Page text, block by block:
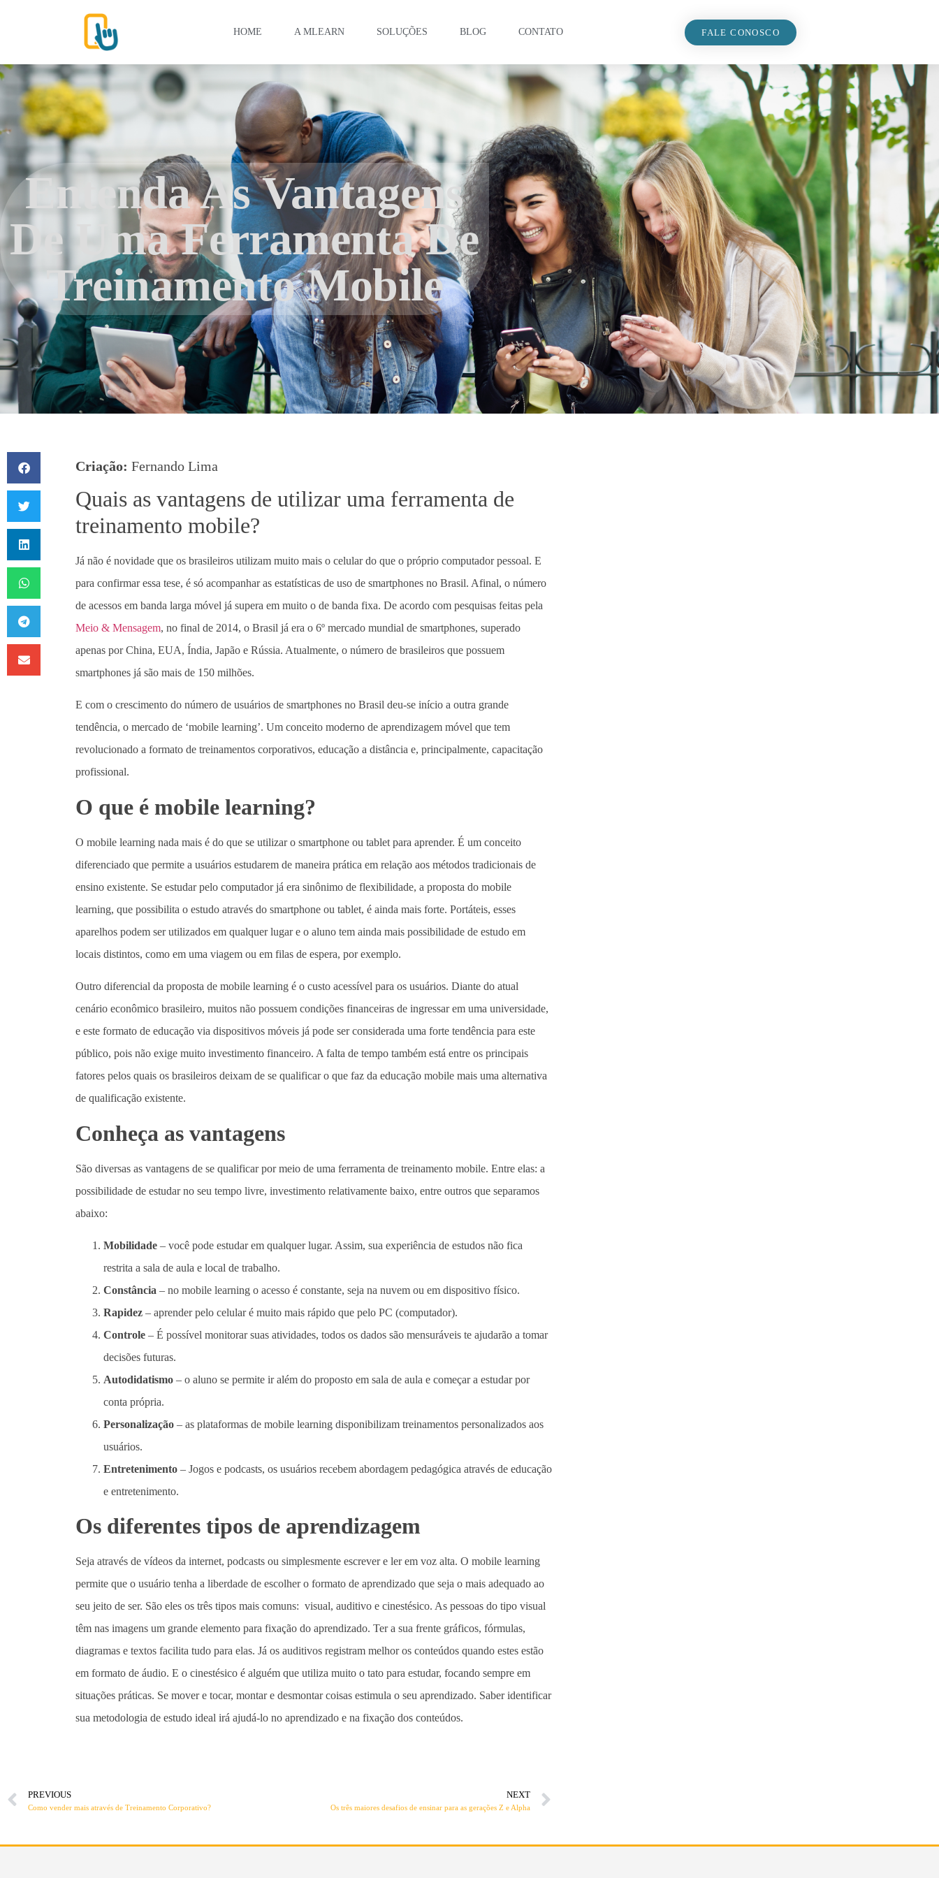
HOME A MLEARN SOLUÇÕES BLOG CONTATO FALE CONOSCO
Entenda As Vantagens
De Uma Ferramenta De
Treinamento Mobile
Criação: Fernando Lima
Quais as vantagens de utilizar uma ferramenta de
treinamento mobile?
Já não é novidade que os brasileiros utilizam muito mais o celular do que o próprio computador pessoal. E
para confirmar essa tese, é só acompanhar as estatísticas de uso de smartphones no Brasil. Afinal, o número
de acessos em banda larga móvel já supera em muito o de banda fixa. De acordo com pesquisas feitas pela
Meio & Mensagem, no final de 2014, o Brasil já era o 6º mercado mundial de smartphones, superado
apenas por China, EUA, Índia, Japão e Rússia. Atualmente, o número de brasileiros que possuem
smartphones já são mais de 150 milhões.
E com o crescimento do número de usuários de smartphones no Brasil deu-se início a outra grande
tendência, o mercado de ‘mobile learning’. Um conceito moderno de aprendizagem móvel que tem
revolucionado a formato de treinamentos corporativos, educação a distância e, principalmente, capacitação
profissional.
O que é mobile learning?
O mobile learning nada mais é do que se utilizar o smartphone ou tablet para aprender. É um conceito
diferenciado que permite a usuários estudarem de maneira prática em relação aos métodos tradicionais de
ensino existente. Se estudar pelo computador já era sinônimo de flexibilidade, a proposta do mobile
learning, que possibilita o estudo através do smartphone ou tablet, é ainda mais forte. Portáteis, esses
aparelhos podem ser utilizados em qualquer lugar e o aluno tem ainda mais possibilidade de estudo em
locais distintos, como em uma viagem ou em filas de espera, por exemplo.
Outro diferencial da proposta de mobile learning é o custo acessível para os usuários. Diante do atual
cenário econômico brasileiro, muitos não possuem condições financeiras de ingressar em uma universidade,
e este formato de educação via dispositivos móveis já pode ser considerada uma forte tendência para este
público, pois não exige muito investimento financeiro. A falta de tempo também está entre os principais
fatores pelos quais os brasileiros deixam de se qualificar o que faz da educação mobile mais uma alternativa
de qualificação existente.
Conheça as vantagens
São diversas as vantagens de se qualificar por meio de uma ferramenta de treinamento mobile. Entre elas: a
possibilidade de estudar no seu tempo livre, investimento relativamente baixo, entre outros que separamos
abaixo:
Mobilidade – você pode estudar em qualquer lugar. Assim, sua experiência de estudos não fica
restrita a sala de aula e local de trabalho.
Constância – no mobile learning o acesso é constante, seja na nuvem ou em dispositivo físico.
Rapidez – aprender pelo celular é muito mais rápido que pelo PC (computador).
Controle – É possível monitorar suas atividades, todos os dados são mensuráveis te ajudarão a tomar
decisões futuras.
Autodidatismo – o aluno se permite ir além do proposto em sala de aula e começar a estudar por
conta própria.
Personalização – as plataformas de mobile learning disponibilizam treinamentos personalizados aos
usuários.
Entretenimento – Jogos e podcasts, os usuários recebem abordagem pedagógica através de educação
e entretenimento.
Os diferentes tipos de aprendizagem
Seja através de vídeos da internet, podcasts ou simplesmente escrever e ler em voz alta. O mobile learning
permite que o usuário tenha a liberdade de escolher o formato de aprendizado que seja o mais adequado ao
seu jeito de ser. São eles os três tipos mais comuns: visual, auditivo e cinestésico. As pessoas do tipo visual
têm nas imagens um grande elemento para fixação do aprendizado. Ter a sua frente gráficos, fórmulas,
diagramas e textos facilita tudo para elas. Já os auditivos registram melhor os conteúdos quando estes estão
em formato de áudio. E o cinestésico é alguém que utiliza muito o tato para estudar, focando sempre em
situações práticas. Se mover e tocar, montar e desmontar coisas estimula o seu aprendizado. Saber identificar
sua metodologia de estudo ideal irá ajudá-lo no aprendizado e na fixação dos conteúdos.
PREVIOUS
Como vender mais através de Treinamento Corporativo?
NEXT
Os três maiores desafios de ensinar para as gerações Z e Alpha